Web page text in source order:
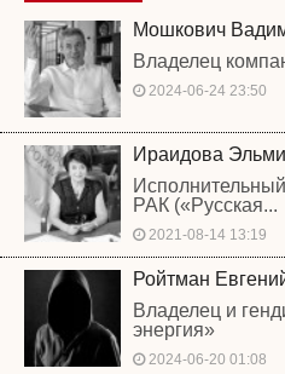
Мошкович
Владелец
2024-06-24 23:50
Ираидова
РАК («Русская...
2021-08-14 13:19
Ройтман
Владелец и
энергия»
2024-06-20 01:08